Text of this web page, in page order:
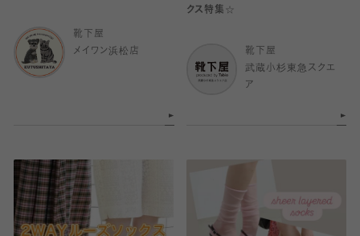
靴下屋
メイワン浜松店
クス特集☆
靴下屋
武蔵小杉東急スクエ
ア